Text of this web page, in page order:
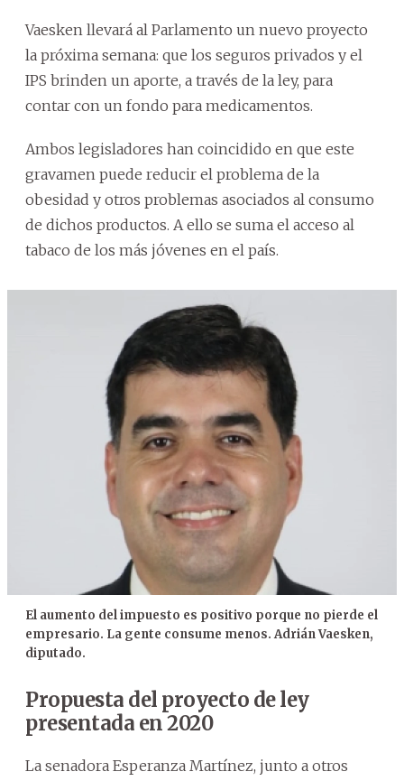
Vaesken llevará al Parlamento un nuevo proyecto
la próxima semana: que los seguros privados y el
IPS brinden un aporte, a través de la ley, para
contar con un fondo para medicamentos.
Ambos legisladores han coincidido en que este
gravamen puede reducir el problema de la
obesidad y otros problemas asociados al consumo
de dichos productos. A ello se suma el acceso al
tabaco de los más jóvenes en el país.
El aumento del impuesto es positivo porque no pierde el
empresario. La gente consume menos. Adrián Vaesken,
diputado.
Propuesta del proyecto de ley
presentada en 2020
La senadora Esperanza Martínez, junto a otros